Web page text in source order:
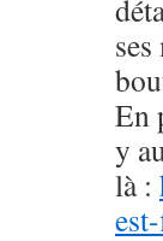
En
y
là :